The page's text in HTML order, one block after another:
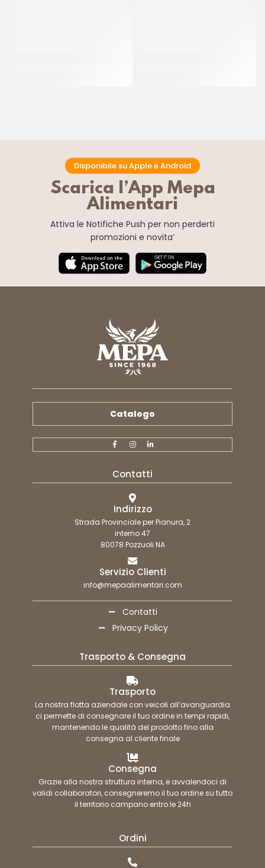
Disponibile su Apple e Android
Scarica l’App Mepa
Alimentari
Attiva le Notifiche Push per non perderti
promozioni e novita’
Catalogo
Contatti
Indirizzo
Strada Provinciale per Pianura, 2
interno 47
80078 Pozzuoli NA
Servizio Clienti
info@mepaalimentari.com
Contatti
Privacy Policy
Trasporto & Consegna
Trasporto
La nostra flotta aziendale con veicoli all’avanguardia
ci permette di consegnare il tuo ordine in tempi rapidi,
mantenendo le qualità del prodotto fino alla
consegna al cliente finale
Consegna
Grazie alla nostra struttura interna, e avvalendoci di
validi collaboratori, consegneremo il tuo ordine su tutto
il territorio campano entro le 24h
Ordini